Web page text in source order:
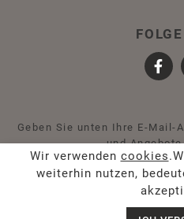
Wir verwenden cookies
weiterhin nutzen,
Geben Sie unten Ihre E-Mail-
und